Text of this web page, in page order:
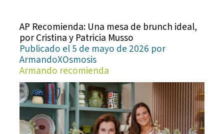
AP Recomienda: Una mesa de brunch ideal,
por Cristina y Patricia Musso
Publicado el 5 de mayo de 2026 por
ArmandoXOsmosis
Armando recomienda